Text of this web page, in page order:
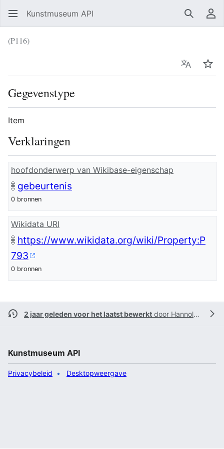
Kunstmuseum API Zoeken
(P116)
Taal
Gegevenstype
Item
Verklaringen
hoofdonderwerp van Wikibase-eigenschap
gebeurtenis
0 bronnen
Wikidata URI
https://www.wikidata.org/wiki/Property:P
793
0 bronnen
2 jaar geleden voor het laatst bewerkt door Hannolans
Kunstmuseum API
Privacybeleid Desktopweergave